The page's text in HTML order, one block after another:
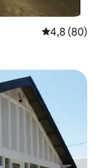
Évaluation
4,8 (80)